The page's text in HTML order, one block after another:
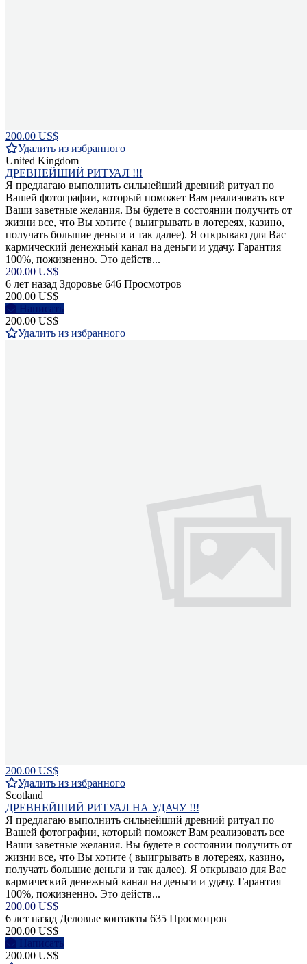
200.00 US$
Удалить из избранного
United Kingdom
ДРЕВНЕЙШИЙ РИТУАЛ !!!
Я предлагаю выполнить сильнейший древний ритуал по
Вашей фотографии, который поможет Вам реализовать все
Ваши заветные желания. Вы будете в состоянии получить от
жизни все, что Вы хотите ( выигрывать в лотереях, казино,
получать большие деньги и так далее). Я открываю для Вас
кармический денежный канал на деньги и удачу. Гарантия
100%, пожизненно. Это действ...
200.00 US$
6 лет назад Здоровье 646 Просмотров
200.00 US$
Написать
200.00 US$
Удалить из избранного
200.00 US$
Удалить из избранного
Scotland
ДРЕВНЕЙШИЙ РИТУАЛ НА УДАЧУ !!!
Я предлагаю выполнить сильнейший древний ритуал по
Вашей фотографии, который поможет Вам реализовать все
Ваши заветные желания. Вы будете в состоянии получить от
жизни все, что Вы хотите ( выигрывать в лотереях, казино,
получать большие деньги и так далее). Я открываю для Вас
кармический денежный канал на деньги и удачу. Гарантия
100%, пожизненно. Это действ...
200.00 US$
6 лет назад Деловые контакты 635 Просмотров
200.00 US$
Написать
200.00 US$